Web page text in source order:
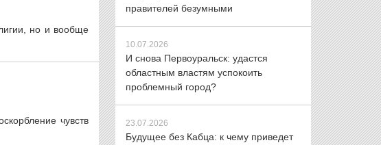
но и вообще
чувств
правителей безумными
10.07.2026
И снова Первоуральск: удастся
областным властям успокоить
проблемный город?
23.07.2026
Будущее без Кабца: к чему приведет